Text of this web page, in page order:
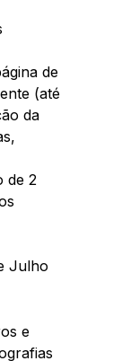
de
(até
da
de 2
Julho
e